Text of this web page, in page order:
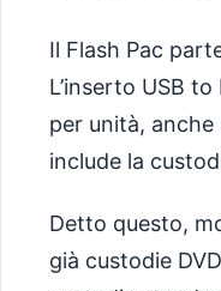
Il Flash Pac
L’inserto USB
per unità,
include la
Detto questo,
già custodie